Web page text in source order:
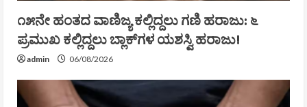
೧೫ನೇ ಹಂತದ ವಾಣಿಜ್ಯ ಕಲ್ಲಿದ್ದಲು ಗಣಿ ಹರಾಜು: ೬
ಪ್ರಮುಖ ಕಲ್ಲಿದ್ದಲು ಬ್ಲಾಕ್‌ಗಳ ಯಶಸ್ವಿ ಹರಾಜು!
admin 06/08/2026